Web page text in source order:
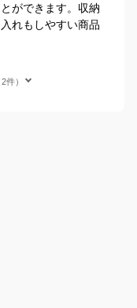
ができます。収納
れもしやすい商品
件）